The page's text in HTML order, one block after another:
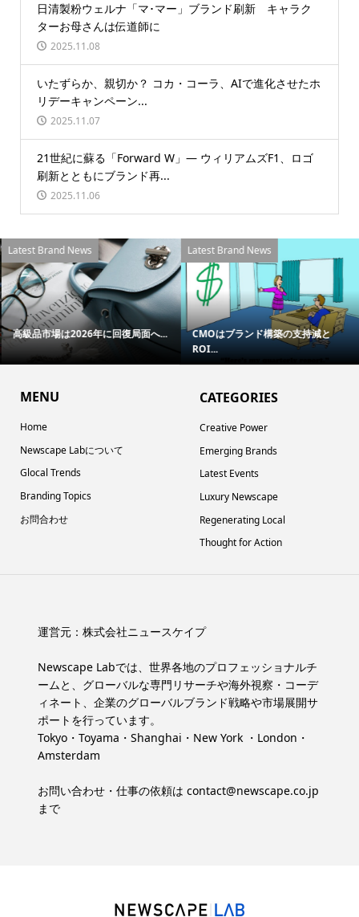
日清製粉ウェルナ「マ･マー」ブランド刷新 キャラク
ターお母さんは伝道師に
2025.11.08
いたずらか、親切か？ コカ・コーラ、AIで進化させたホ
リデーキャンペーン...
2025.11.07
21世紀に蘇る「Forward W」― ウィリアムズF1、ロゴ
刷新とともにブランド再...
2025.11.06
Latest Brand News
高級品市場は2026年に回復局面へ...
Latest Brand News
CMOはブランド構築の支持減と
ROI...
MENU
Home
Newscape Labについて
Glocal Trends
Branding Topics
お問合わせ
CATEGORIES
Creative Power
Emerging Brands
Latest Events
Luxury Newscape
Regenerating Local
Thought for Action
運営元： 株式会社ニュースケイプ
Newscape Labでは、世界各地のプロフェッショナルチ
ームと、グローバルな専門リサーチや海外視察・コーデ
ィネート、企業のグローバルブランド戦略や市場展開サ
ポートを行っています。
Tokyo・Toyama・Shanghai・New York ・London・
Amsterdam
お問い合わせ・仕事の依頼は contact@newscape.co.jp
まで